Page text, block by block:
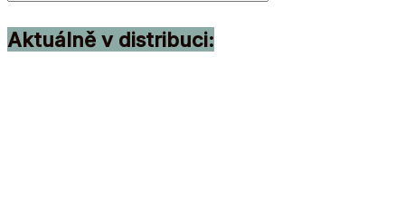
Aktuálně v distribuci: